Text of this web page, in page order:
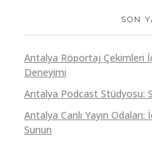
SON
Antalya Röportaj Çekimleri
Deneyimi
Antalya Podcast Stüdyosu:
Antalya Canlı Yayın
Sunun